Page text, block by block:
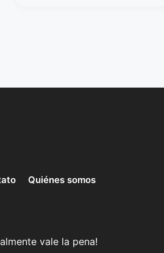
Quiénes somos
vale la pena!